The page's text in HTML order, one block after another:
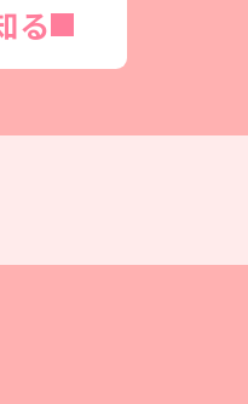
る